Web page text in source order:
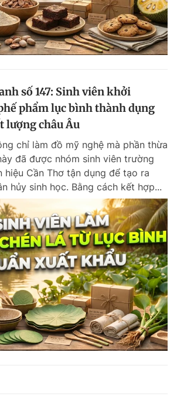
số 147: Sinh viên khởi
phẩm lục bình thành dụng
lượng châu Âu
chỉ làm đồ mỹ nghệ mà phần thừa
đã được nhóm sinh viên trường
hiệu Cần Thơ tận dụng để tạo ra
hủy sinh học. Bằng cách kết hợp...